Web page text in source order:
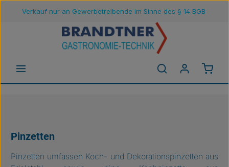
Zum Hauptinhalt springen
Verkauf nur an Gewerbetreibende im Sinne des § 14 BGB
Pinzetten
Pinzetten umfassen Koch- und Dekorationspinzetten aus